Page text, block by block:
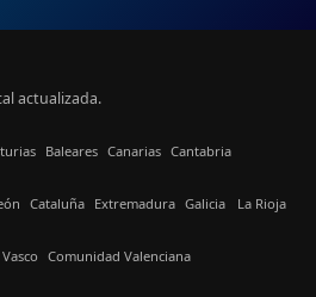
actualizada.
Baleares Canarias Cantabria
Cataluña Extremadura Galicia La Rioja
Comunidad Valenciana